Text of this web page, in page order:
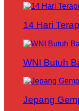
14 Hari
WNI Butuh
Jepang